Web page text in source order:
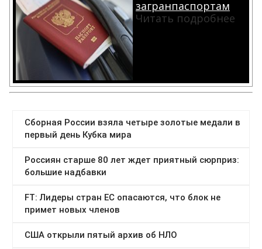
загранпаспортам
Читать подробнее